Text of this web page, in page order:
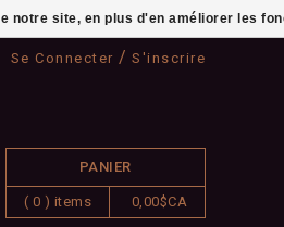
Se Connecter / S'inscrire
PANIER
( 0 ) items 0,00$CA
notre site, en plus d'en améliorer les